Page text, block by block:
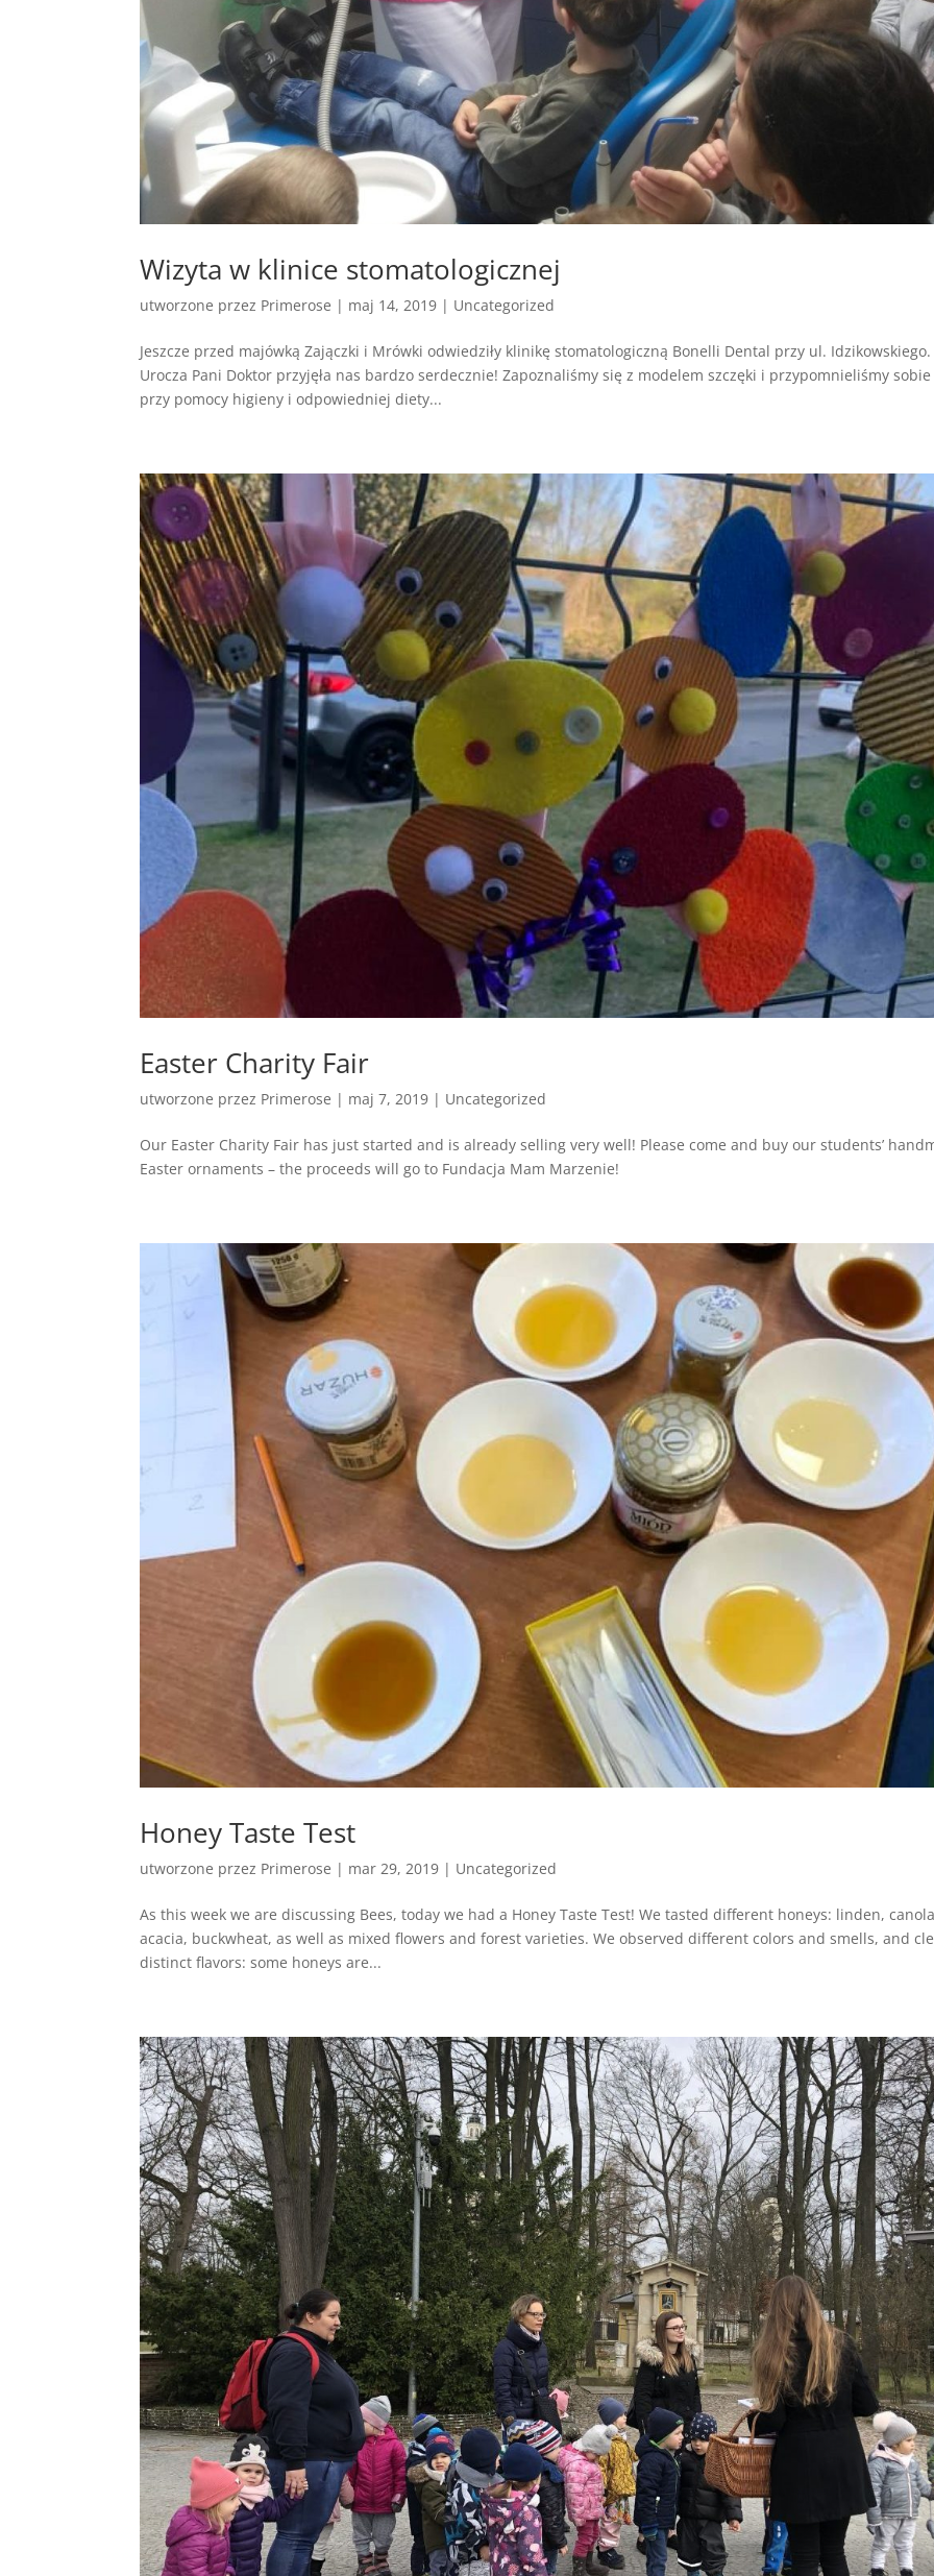
Wizyta w klinice stomatologicznej
utworzone przez Primerose | maj 14, 2019 | Uncategorized
Jeszcze przed majówką Zajączki i Mrówki odwiedziły klinikę stomatologiczną Bonelli Dental przy ul. Idzikowskiego.
Urocza Pani Doktor przyjęła nas bardzo serdecznie! Zapoznaliśmy się z modelem szczęki i przypomnieliśmy
przy pomocy higieny i odpowiedniej diety...
Easter Charity Fair
utworzone przez Primerose | maj 7, 2019 | Uncategorized
Our Easter Charity Fair has just started and is already selling very well! Please come and buy our students’
Easter ornaments – the proceeds will go to Fundacja Mam Marzenie!
Honey Taste Test
utworzone przez Primerose | mar 29, 2019 | Uncategorized
As this week we are discussing Bees, today we had a Honey Taste Test! We tasted different honeys: linden,
acacia, buckwheat, as well as mixed flowers and forest varieties. We observed different colors and smells, and
distinct flavors: some honeys are...